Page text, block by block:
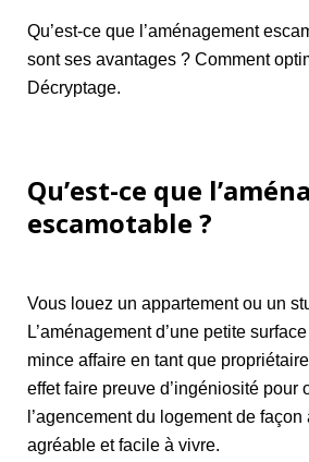
Qu’est-ce que l’aménagement
sont ses avantages ? Comment
Décryptage.
Qu’est-ce que
escamotable ?
Vous louez un appartement ou un
L’aménagement d’une petite
mince affaire en tant que
effet faire preuve d’ingéniosité pour
l’agencement du logement de
agréable et facile à vivre.